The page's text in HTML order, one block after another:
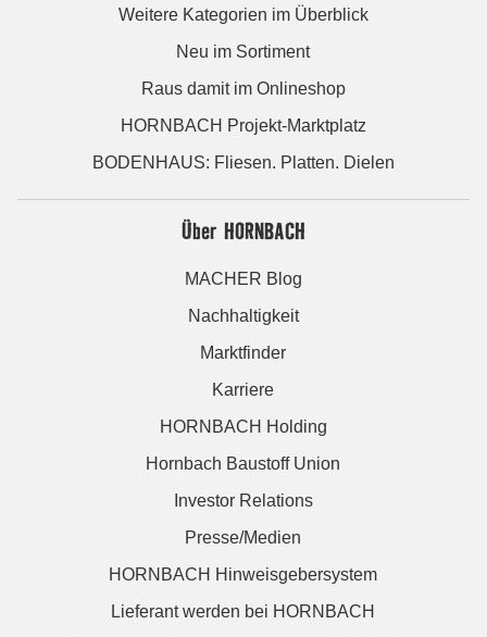
Weitere Kategorien im Überblick
Neu im Sortiment
Raus damit im Onlineshop
HORNBACH Projekt-Marktplatz
BODENHAUS: Fliesen. Platten. Dielen
Über HORNBACH
MACHER Blog
Nachhaltigkeit
Marktfinder
Karriere
HORNBACH Holding
Hornbach Baustoff Union
Investor Relations
Presse/Medien
HORNBACH Hinweisgebersystem
Lieferant werden bei HORNBACH